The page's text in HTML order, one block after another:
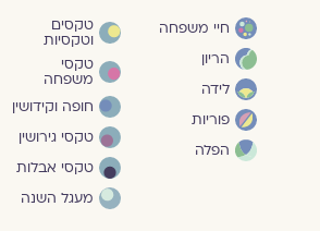
חיי משפחה
הריון
לידה
פוריות
הפלה
טקסים
וטקסיות
טקסי
משפחה
חופה וקידושין
טקסי גירושין
טקסי אבלות
מעגל השנה